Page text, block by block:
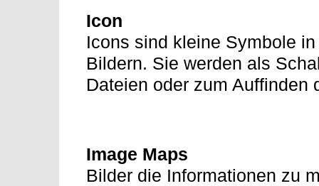
Icon
Icons sind kleine Symbole
Bildern. Sie werden als
Dateien oder zum
Image Maps
Bilder die Informationen zu